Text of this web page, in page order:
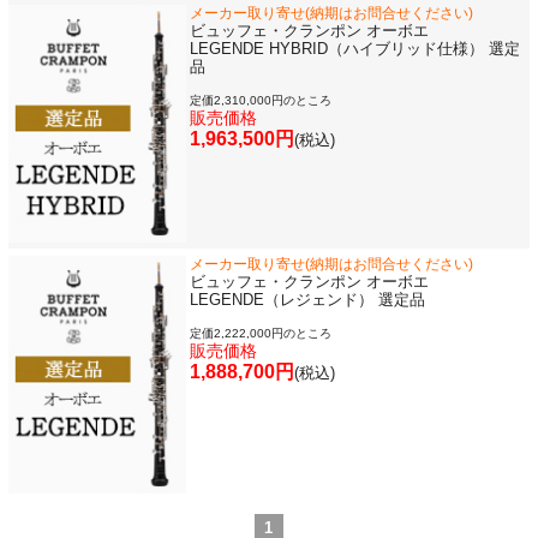
メーカー取り寄せ(納期はお問合せください)
ビュッフェ・クランポン オーボエ
LEGENDE HYBRID（ハイブリッド仕様） 選定
品
定価2,310,000円のところ
販売価格
1,963,500円 (税込)
メーカー取り寄せ(納期はお問合せください)
ビュッフェ・クランポン オーボエ
LEGENDE（レジェンド） 選定品
定価2,222,000円のところ
販売価格
1,888,700円 (税込)
1
永江楽器人気コンテンツ
新商品・新規取り扱い商品
セール・イベント情報
「楽器をはじめよう」
お手入れ方法
選定者のご紹介
演奏会のお知らせ